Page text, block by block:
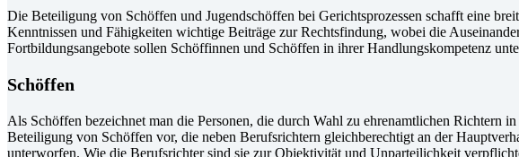
Die Beteiligung von Schöffen und Jugendschöffen bei Gerichtsprozessen schafft eine
Kenntnissen und Fähigkeiten wichtige Beiträge zur Rechtsfindung, wobei die
Fortbildungsangebote sollen Schöffinnen und Schöffen in ihrer Handlungskompetenz
Schöffen
Als Schöffen bezeichnet man die Personen, die durch Wahl zu ehrenamtlichen Richtern
Beteiligung von Schöffen vor, die neben Berufsrichtern gleichberechtigt an der
unterworfen. Wie die Berufsrichter sind sie zur Objektivität und Unparteilichkeit